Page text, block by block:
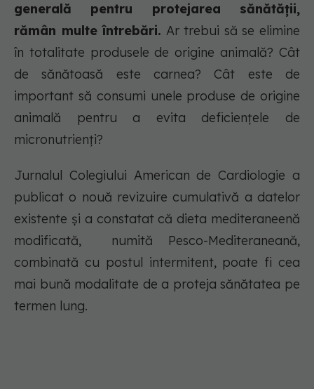
generală pentru protejarea sănătății,
rămân multe întrebări. Ar trebui să se elimine
în totalitate produsele de origine animală? Cât
de sănătoasă este carnea? Cât este de
important să consumi unele produse de origine
animală pentru a evita deficiențele de
micronutrienți?
Jurnalul Colegiului American de Cardiologie a
publicat o nouă revizuire cumulativă a datelor
existente și a constatat că dieta mediteraneenă
modificată, numită Pesco-Mediteraneană,
combinată cu postul intermitent, poate fi cea
mai bună modalitate de a proteja sănătatea pe
termen lung.